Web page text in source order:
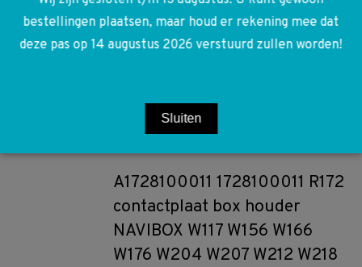
Smeerolie leiding OM651
W204 W212 W639 W906
Toevoegen aan winkelwagen
A1728100011 1728100011 R172
contactplaat box houder
NAVIBOX W117 W156 W166
W176 W204 W207 W212 W218
bestellingen plaatsen, maar houd er rekening mee dat
deze pas op 14 augustus 2026 verstuurd zullen worden!
Sluiten